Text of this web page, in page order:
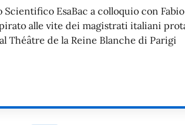
EsaBac a colloquio con
alle vite dei magistrati italiani
Théâtre de la Reine Blanche di Parigi